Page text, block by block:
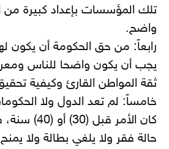
تلك المؤسسات بإعداد كبيرة
واضح.
رابعاً: من حق الحكومة أن يكون
يجب أن يكون واضحا للناس
ثقة المواطن القارئ وكيفية
خامساً: لم تعد الدول ولا
كان الأمر
حالة فقر ولا يلغي بطالة ولا